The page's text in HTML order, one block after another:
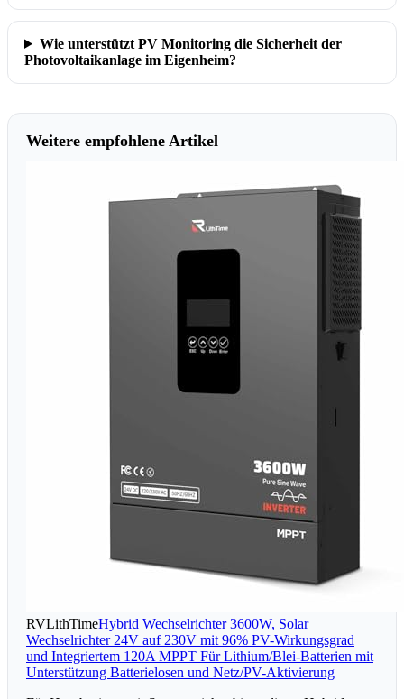
Wie unterstützt PV Monitoring die Sicherheit der
Photovoltaikanlage im Eigenheim?
Weitere empfohlene Artikel
RVLithTimeHybrid Wechselrichter 3600W, Solar
Wechselrichter 24V auf 230V mit 96% PV-Wirkungsgrad
und Integriertem 120A MPPT Für Lithium/Blei-Batterien mit
Unterstützung Batterielosen und Netz/PV-Aktivierung